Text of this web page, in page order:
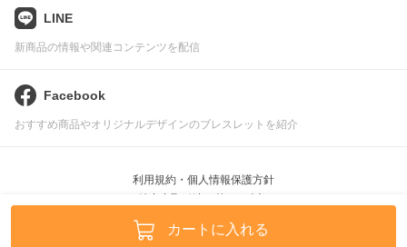
LINE
新商品の情報や関連コンテンツを配信
Facebook
おすすめ商品やオリジナルデザインのブレスレットを紹介
利用規約・個人情報保護方針
特定商取引法に基づく表記
Pascle © leafworks, Inc.